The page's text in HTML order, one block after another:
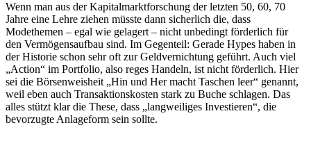
Wenn man aus der Kapitalmarktforschung der letzten 50, 60, 70
Jahre eine Lehre ziehen müsste dann sicherlich die, dass
Modethemen – egal wie gelagert – nicht unbedingt förderlich für
den Vermögensaufbau sind. Im Gegenteil: Gerade Hypes haben in
der Historie schon sehr oft zur Geldvernichtung geführt. Auch viel
„Action“ im Portfolio, also reges Handeln, ist nicht förderlich. Hier
sei die Börsenweisheit „Hin und Her macht Taschen leer“ genannt,
weil eben auch Transaktionskosten stark zu Buche schlagen. Das
alles stützt klar die These, dass „langweiliges Investieren“, die
bevorzugte Anlageform sein sollte.